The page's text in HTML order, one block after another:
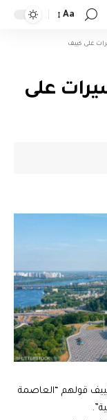
Aa
على كييف
على
قولهم “العاصمة